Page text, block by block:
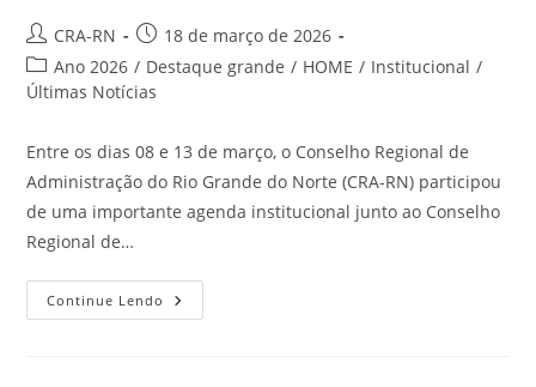
Autor
do
post:
CRA-RN
Post
publicado:
18 de março de 2026
Categoria
do
Ano 2026 / Destaque grande / HOME / Institucional /
Últimas Notícias
Entre os dias 08 e 13 de março, o Conselho Regional de
Administração do Rio Grande do Norte (CRA-RN) participou
de uma importante agenda institucional junto ao Conselho
Regional de…
Continue Lendo CRA-
RN